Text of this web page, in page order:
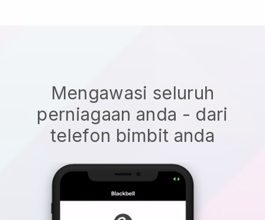
Mengawasi seluruh
perniagaan anda - dari
telefon bimbit anda